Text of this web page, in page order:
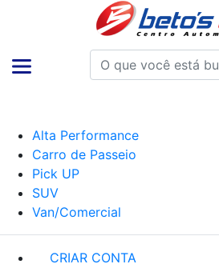
Alta Performance
Carro de Passeio
Pick UP
SUV
Van/Comercial
CRIAR CONTA